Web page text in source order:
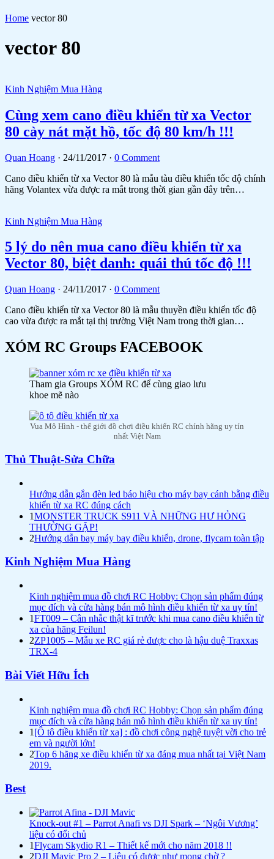
Home vector 80
vector 80
Kinh Nghiệm Mua Hàng
Cùng xem cano điều khiển từ xa Vector
80 cày nát mặt hồ, tốc độ 80 km/h !!!
Quan Hoang · 24/11/2017 · 0 Comment
Cano điều khiển từ xa Vector 80 là mẫu tàu điều khiển tốc độ chính
hãng Volantex vừa được ra mắt trong thời gian gần đây trên…
Kinh Nghiệm Mua Hàng
5 lý do nên mua cano điều khiển từ xa
Vector 80, biệt danh: quái thú tốc độ !!!
Quan Hoang · 24/11/2017 · 0 Comment
Cano điều khiển từ xa Vector 80 là mẫu thuyền điều khiển tốc độ
cao vừa được ra mắt tại thị trường Việt Nam trong thời gian…
XÓM RC Groups FACEBOOK
Tham gia Groups XÓM RC để cùng giao lưu
khoe mẽ nào
Vua Mô Hình - thế giới đồ chơi điều khiển RC chính hãng uy tín
nhất Việt Nam
Thủ Thuật-Sửa Chữa
Hướng dẫn gắn đèn led báo hiệu cho máy bay cánh bằng điều
khiển từ xa RC đúng cách
1MONSTER TRUCK S911 VÀ NHỮNG HƯ HỎNG
THƯỜNG GẶP!
2Hướng dẫn bay máy bay điều khiển, drone, flycam toàn tập
Kinh Nghiệm Mua Hàng
Kinh nghiệm mua đồ chơi RC Hobby: Chọn sản phẩm đúng
mục đích và cửa hàng bán mô hình điều khiển từ xa uy tín!
1FT009 – Cân nhắc thật kĩ trước khi mua cano điều khiển từ
xa của hãng Feilun!
2ZP1005 – Mẫu xe RC giá rẻ được cho là hậu duệ Traxxas
TRX-4
Bài Viết Hữu Ích
Kinh nghiệm mua đồ chơi RC Hobby: Chọn sản phẩm đúng
mục đích và cửa hàng bán mô hình điều khiển từ xa uy tín!
1 [Ô tô điều khiển từ xa] : đồ chơi công nghệ tuyệt vời cho trẻ
em và người lớn!
2Top 6 hãng xe điều khiển từ xa đáng mua nhất tại Việt Nam
2019.
Best
Knock-out #1 – Parrot Anafi vs DJI Spark – ‘Ngôi Vương’
liệu có đổi chủ
1Flycam Skydio R1 – Thiết kế mới cho năm 2018 !!
2DJI Mavic Pro 2 – Liệu có được như mong chờ ?